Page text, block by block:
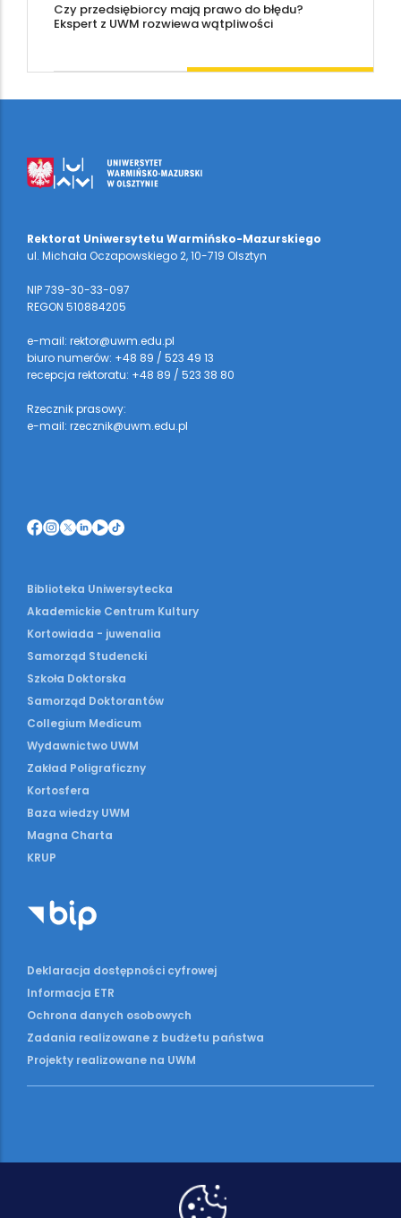
Czy przedsiębiorcy mają prawo do błędu?
Ekspert z UWM rozwiewa wątpliwości
Rektorat Uniwersytetu Warmińsko-Mazurskiego
ul. Michała Oczapowskiego 2, 10-719 Olsztyn
NIP 739-30-33-097
REGON 510884205
e-mail: rektor@uwm.edu.pl
biuro numerów: +48 89 / 523 49 13
recepcja rektoratu: +48 89 / 523 38 80
Rzecznik prasowy:
e-mail: rzecznik@uwm.edu.pl
Biblioteka Uniwersytecka
Akademickie Centrum Kultury
Kortowiada - juwenalia
Samorząd Studencki
Szkoła Doktorska
Samorząd Doktorantów
Collegium Medicum
Wydawnictwo UWM
Zakład Poligraficzny
Kortosfera
Baza wiedzy UWM
Magna Charta
KRUP
Deklaracja dostępności cyfrowej
Informacja ETR
Ochrona danych osobowych
Zadania realizowane z budżetu państwa
Projekty realizowane na UWM